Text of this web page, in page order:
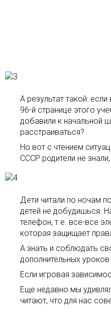
А результат такой:
96-й странице этого
добавили к начальной
расстраиваться?
Но вот с чтением
СССР родители не
Дети читали по ночам
детей не добудишься.
телефон, т.е. все-все
которая защищает
А знать и соблюдать
дополнительных
Если игровая
Еще недавно мы
читают, что для нас